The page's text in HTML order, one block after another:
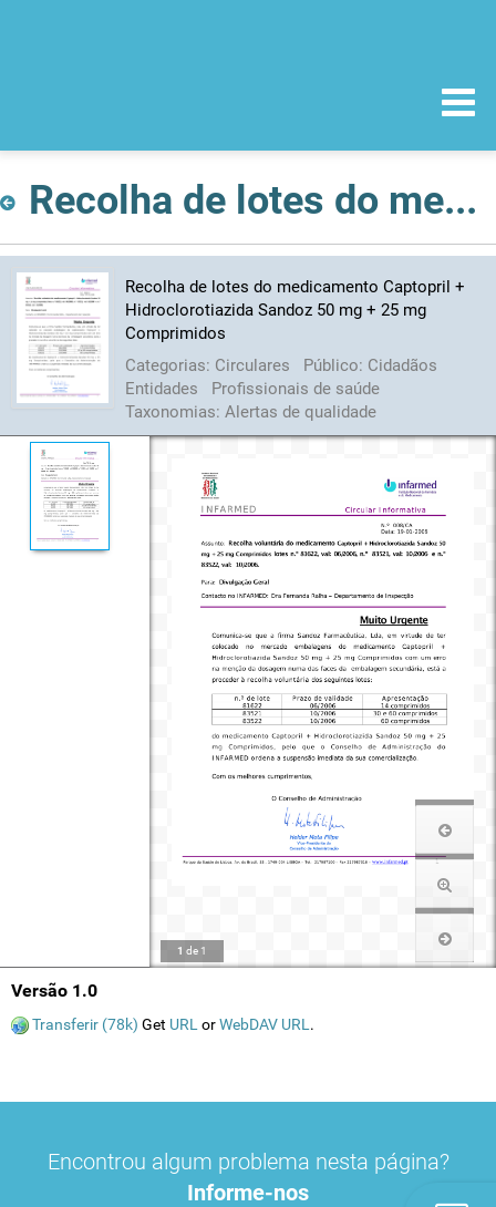
Recolha de lotes do medicamento Captopril + Hidroclorotiazida Sandoz 50 mg + 25 mg Comprimidos
Recolha de lotes do medicamento Captopril +
Hidroclorotiazida Sandoz 50 mg + 25 mg
Comprimidos
Categorias: Circulares Público: Cidadãos
Entidades
Profissionais de saúde
Taxonomias: Alertas de qualidade
1 de 1
Versão 1.0
Transferir (78k) Get URL orWebDAV URL .
Encontrou algum problema nesta página?
Informe-nos